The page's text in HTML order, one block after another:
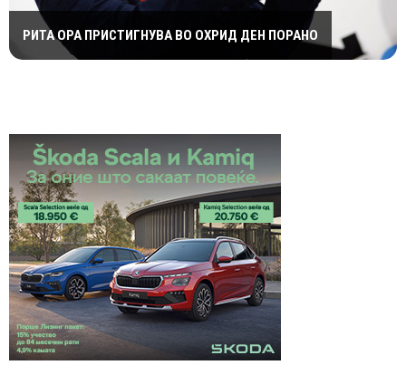
РИТА ОРА ПРИСТИГНУВА ВО ОХРИД ДЕН ПОРАНО